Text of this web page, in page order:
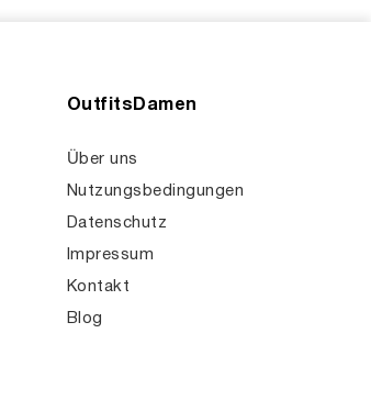
OutfitsDamen
Über uns
Nutzungsbedingungen
Datenschutz
Impressum
Kontakt
Blog